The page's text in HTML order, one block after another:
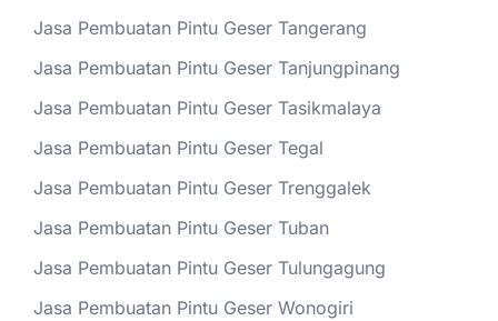
Jasa Pembuatan Pintu Geser Tangerang
Jasa Pembuatan Pintu Geser Tanjungpinang
Jasa Pembuatan Pintu Geser Tasikmalaya
Jasa Pembuatan Pintu Geser Tegal
Jasa Pembuatan Pintu Geser Trenggalek
Jasa Pembuatan Pintu Geser Tuban
Jasa Pembuatan Pintu Geser Tulungagung
Jasa Pembuatan Pintu Geser Wonogiri